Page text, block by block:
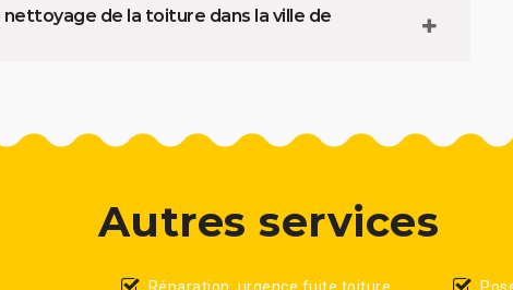
de la toiture dans la ville de
Autres services